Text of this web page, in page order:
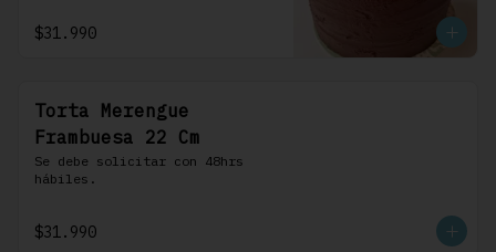
chocolate.
$31.990
Torta Merengue
Frambuesa 22 Cm
Se debe solicitar con 48hrs
hábiles.
$31.990